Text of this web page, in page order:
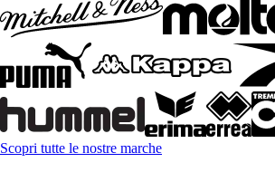
Scopri tutte le nostre marche